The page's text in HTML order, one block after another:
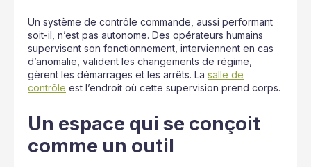
Un système de contrôle commande, aussi performant
soit-il, n’est pas autonome. Des opérateurs humains
supervisent son fonctionnement, interviennent en cas
d’anomalie, valident les changements de régime,
gèrent les démarrages et les arrêts. La salle de
contrôle est l’endroit où cette supervision prend corps.
Un espace qui se conçoit
comme un outil